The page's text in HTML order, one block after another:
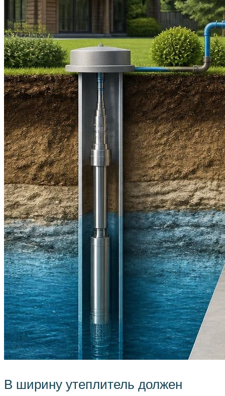
В ширину утеплитель должен